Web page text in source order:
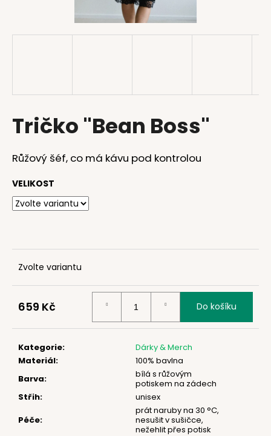
Tričko "Bean Boss"
Růžový šéf, co má kávu pod kontrolou
VELIKOST
Zvolte variantu
659 Kč
cena:
Do košíku
Kategorie:
Dárky & Merch
Materiál:
100% bavlna
Barva:
bílá s růžovým
potiskem na zádech
Střih:
unisex
Péče:
prát naruby na 30 °C,
nesušit v sušičce,
nežehlit přes potisk
j
D
o
r
u
č
u
e
m